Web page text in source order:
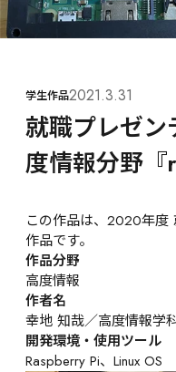
学生作品2021.3.31
就職プレゼン
度情報分野『
この作品は、2020年度
作品です。
作品分野
高度情報
作者名
幸地 知哉／高度情報学
開発環境・使用ツール
Raspberry Pi、Linux OS